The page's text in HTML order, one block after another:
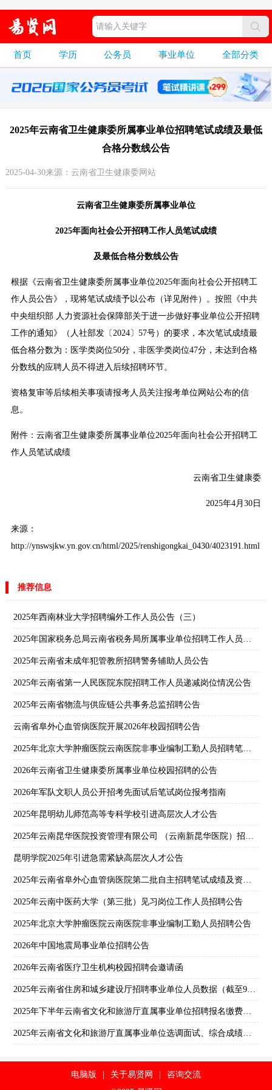
首页 学历 公务员 事业单位 全部分类
2025年云南省卫生健康委所属事业单位招聘笔试成绩及最低
合格分数线公告
2025-04-30来源：云南省卫生健康委网站
云南省卫生健康委所属事业单位
2025年面向社会公开招聘工作人员笔试成绩
及最低合格分数线公告
根据《云南省卫生健康委所属事业单位2025年面向社会公开招聘工
作人员公告》，现将笔试成绩予以公布（详见附件）。按照《中共
中央组织部 人力资源社会保障部关于进一步做好事业单位公开招聘
工作的通知》（人社部发〔2024〕57号）的要求，本次笔试成绩最
低合格分数为：医学类岗位50分，非医学类岗位47分，未达到合格
分数线的应聘人员不得进入后续招聘环节。
资格复审等后续相关事项请报考人员关注报考单位网站公布的信
息。
附件： 云南省卫生健康委所属事业单位2025年面向社会公开招聘工
作人员笔试成绩
云南省卫生健康委
2025年4月30日
来源：
http://ynswsjkw.yn.gov.cn/html/2025/renshigongkai_0430/4023191.html
推荐信息
2025年西南林业大学招聘编外工作人员公告（三）
2025年国家税务总局云南省税务局所属事业单位招聘工作人员公告
2025年云南省未成年犯管教所招聘警务辅助人员公告
2025年云南省第一人民医院东院招聘工作人员递减岗位情况公告
2025年云南省物流与供应链公共事务总监招聘公告
云南省阜外心血管病医院开展2026年校园招聘公告
2025年北京大学肿瘤医院云南医院非事业编制工勤人员招聘笔试成绩公告
2026年云南省卫生健康委所属事业单位校园招聘的公告
2026年军队文职人员公开招考先面试后笔试岗位报考指南
2025年昆明幼儿师范高等专科学校引进高层次人才公告
2025年云南昆华医院投资管理有限公司 （云南新昆华医院）招聘启事
昆明学院2025年引进急需紧缺高层次人才公告
2025年云南省阜外心血管病医院第二批自主招聘笔试成绩及资格复审通知
2025年云南中医药大学（第三批）见习岗位工作人员招聘公告
2025年北京大学肿瘤医院云南医院非事业编制工勤人员招聘公告
2026年中国地震局事业单位招聘公告
2026年云南省医疗卫生机构校园招聘会邀请函
2025年云南省住房和城乡建设厅招聘事业单位人员数据（截至9月12日18:00）
2025年下半年云南省文化和旅游厅直属事业单位招聘报名缴费情况（截至9月14日24:00）
2025年云南省文化和旅游厅直属事业单位选调面试、综合成绩和考察人员公告
电脑版 关于易贤网
咨询交流